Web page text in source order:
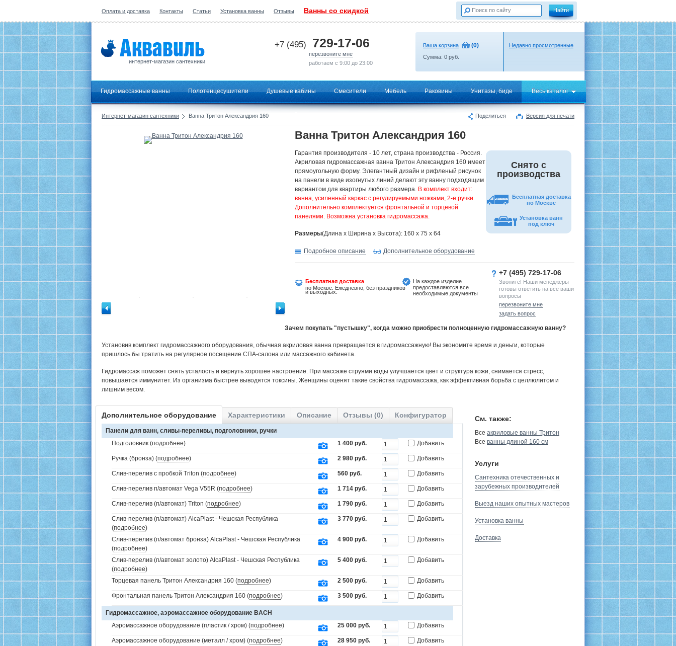
Оплата и доставка Контакты Статьи Установка ванны Отзывы Ванны со скидкой
интернет-магазин сантехники
+7 (495) 729-17-06
перезвоните мне
работаем с 9:00 до 23:00
Ваша корзина (0)
Сумма: 0 руб.
Недавно просмотренные
Гидромассажные ванны Полотенцесушители Душевые кабины Смесители Мебель Раковины Унитазы, биде Весь каталог
Поделиться Версия для печати
Интернет-магазин сантехники Ванна Тритон Александрия 160
Ванна Тритон Александрия 160
Гарантия производителя - 10 лет, страна производства - Россия.
Акриловая гидромассажная ванна Тритон Александрия 160 имеет
прямоугольную форму. Элегантный дизайн и рифленый рисунок
на панели в виде изогнутых линий делают эту ванну подходящим
вариантом для квартиры любого размера. В комплект входит:
ванна, усиленный каркас с регулируемыми ножками, 2-е ручки.
Дополнительно комплектуется фронтальной и торцевой
панелями. Возможна установка гидромассажа.
Размеры(Длина х Ширина х Высота): 160 x 75 x 64
Снято с
производства
Бесплатная доставка
по Москве
Установка ванн
под ключ
Подробное описание Дополнительное оборудование
Бесплатная доставка
по Москве. Ежедневно, без праздников
и выходных.
На каждое изделие
предоставляются все
необходимые документы
+7 (495) 729-17-06
Звоните! Наши менеджеры
готовы ответить на все ваши
вопросы
перезвоните мне
задать вопрос
Зачем покупать "пустышку", когда можно приобрести полноценную гидромассажную ванну?
Установив комплект гидромассажного оборудования, обычная акриловая ванна превращается в гидромассажную! Вы экономите время и деньги, которые
пришлось бы тратить на регулярное посещение СПА-салона или массажного кабинета.
Гидромассаж поможет снять усталость и вернуть хорошее настроение. При массаже струями воды улучшается цвет и структура кожи, снимается стресс,
повышается иммунитет. Из организма быстрее выводятся токсины. Женщины оценят такие свойства гидромассажа, как эффективная борьба с целлюлитом и
лишним весом.
Дополнительное оборудование Характеристики Описание Отзывы (0) Конфигуратор
Панели для ванн, сливы-переливы, подголовники, ручки
Подголовник (подробнее) 1 400 руб. Добавить
Ручка (бронза) (подробнее) 2 980 руб. Добавить
Слив-перелив с пробкой Triton (подробнее) 560 руб. Добавить
Слив-перелив п/автомат Vega V55R (подробнее) 1 714 руб. Добавить
Слив-перелив (п/автомат) Triton (подробнее) 1 790 руб. Добавить
Слив-перелив (п/автомат) AlcaPlast - Чешская Республика
(подробнее)
3 770 руб. Добавить
Слив-перелив (п/автомат бронза) AlcaPlast - Чешская Республика
(подробнее)
4 900 руб. Добавить
Слив-перелив (п/автомат золото) AlcaPlast - Чешская Республика
(подробнее)
5 400 руб. Добавить
Торцевая панель Тритон Александрия 160 (подробнее) 2 500 руб. Добавить
Фронтальная панель Тритон Александрия 160 (подробнее) 3 500 руб. Добавить
Гидромассажное, аэромассажное оборудование BACH
Аэромассажное оборудование (пластик / хром) (подробнее) 25 000 руб. Добавить
Аэромассажное оборудование (металл / хром) (подробнее) 28 950 руб. Добавить
См. также:
Все акриловые ванны Тритон
Все ванны длиной 160 см
Услуги
Сантехника отечественных и
зарубежных производителей
Выезд наших опытных мастеров
Установка ванны
Доставка